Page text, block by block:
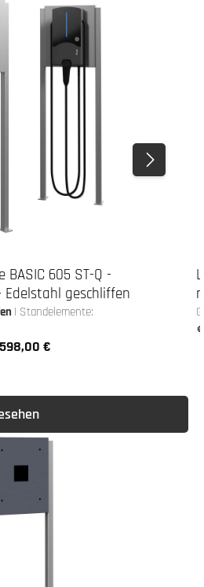
605 ST-Q -
geschliffen
| Standelemente:
598,00 €